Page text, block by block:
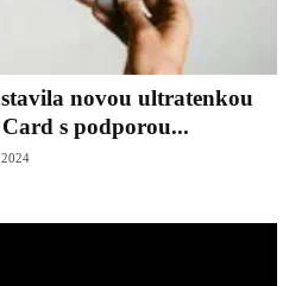
novou ultratenkou
s podporou...